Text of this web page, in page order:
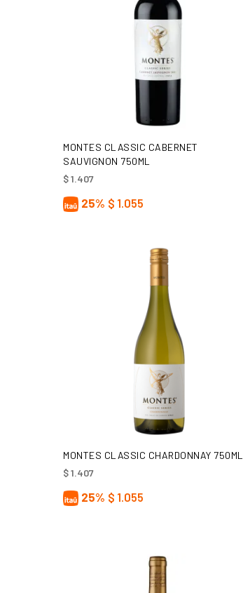
AÑADIR AL CARRITO
MONTES CLASSIC CABERNET
SAUVIGNON 750ML
$1.407
25% $ 1.055
AÑADIR AL CARRITO
MONTES CLASSIC CHARDONNAY 750ML
$1.407
25% $ 1.055